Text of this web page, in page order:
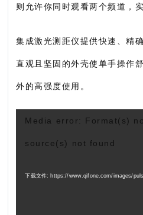
则允许你同时观看两个频道，
集成激光测距仪提供快速、精
直观且坚固的外壳使单手操作
外的高强度使用。
Media error: Format(s)
source(s) not found
下载文件: https://www.qifone.com/images/